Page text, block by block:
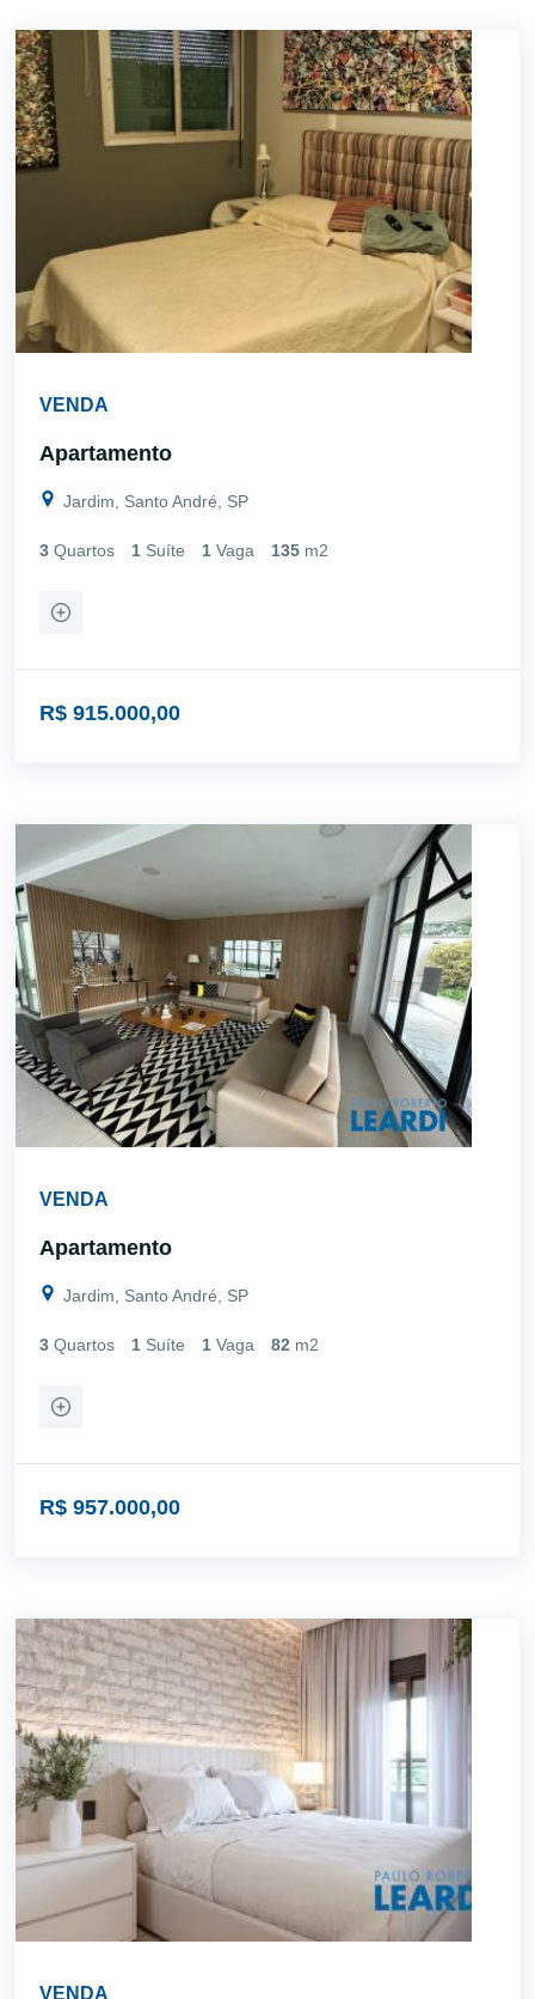
VENDA
Apartamento
Jardim, Santo André, SP
3 Quartos 1 Suíte 1 Vaga 135 m2
R$ 915.000,00
VENDA
Apartamento
Jardim, Santo André, SP
3 Quartos 1 Suíte 1 Vaga 82 m2
R$ 957.000,00
VENDA